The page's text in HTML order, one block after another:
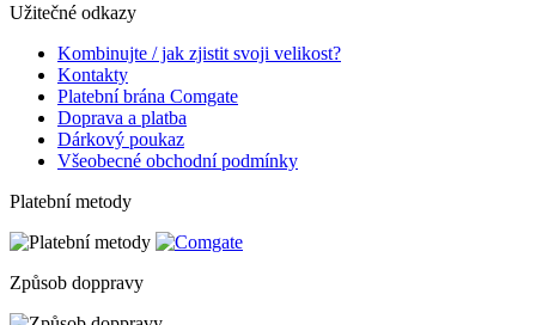
Užitečné odkazy
Kombinujte / jak zjistit svoji velikost?
Kontakty
Platební brána Comgate
Doprava a platba
Dárkový poukaz
Všeobecné obchodní podmínky
Platební metody
Způsob doppravy